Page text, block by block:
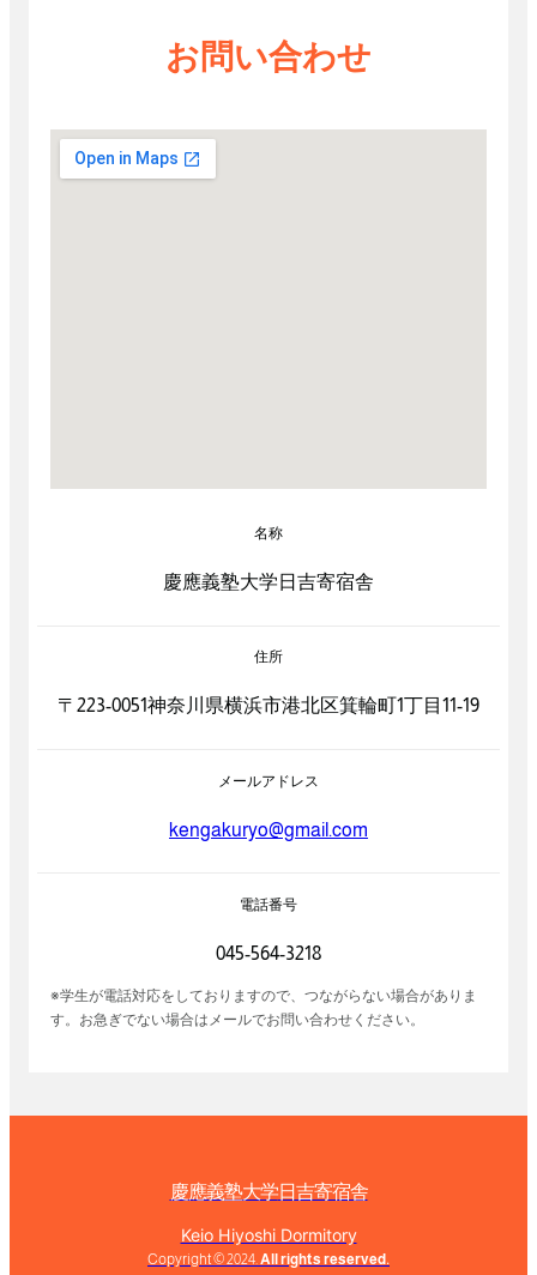
お問い合わせ
名称
慶應義塾大学日吉寄宿舎
住所
〒223-0051神奈川県横浜市港北区箕輪町1丁目11-19
メールアドレス
kengakuryo@gmail.com
電話番号
045-564-3218
※学生が電話対応をしておりますので、つながらない場合がありま
す。お急ぎでない場合はメールでお問い合わせください。
慶應義塾大学日吉寄宿舎
Keio Hiyoshi Dormitory
Copyright © 2024.All rights reserved.